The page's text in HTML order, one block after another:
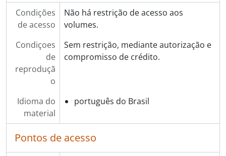
Condições
de acesso
Não há restrição de acesso aos
volumes.
Condiçoes
de
reproduçã
o
Sem restrição, mediante autorização e
compromisso de crédito.
Idioma do
material
português do Brasil
Pontos de acesso